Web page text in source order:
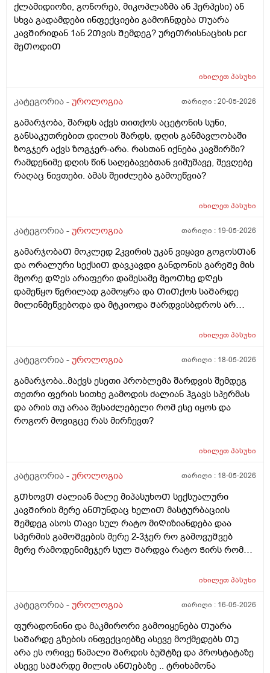
ქლამიდიოზი, გონორეა, მიკოპლაზმა ან ჰერპესი) ან
სხვა გადამდები ინფექციები გამოᲩნდება Თუარა
კავᲨირიდან 1ან 2Თვის Შემდეგ? ურეᲗრისნაცხის pcr
მეᲗოდიᲗ
იხილეთპასუხი
კატეგორია - უროლოგია თარიღი :20-05-2026
გამარჯობა, შარდს აქვს თითქოს აცეტონის სუნი,
განსაკუთრებით დილის შარდს, დღის განმავლობაში
ზოგჯერ აქვს ზოგჯერ-არა. რასთან იქნება კავშირში?
რამდენიმე დღის წინ საღებავებთან ვიმუშავე, შევღებე
რაღაც ნივთები. ამას შეიძლება გამოეწვია?
იხილეთპასუხი
კატეგორია - უროლოგია თარიღი : 19-05-2026
გამარჯობაᲗ მოკლედ 2კვირის უკან ვიყავი გოგოსᲗან
და ორალური სექსიᲗ დავკავდი განდონის გარეᲨე მის
მეორე დᲦეს არაფერი დამესამე მეოᲗხე დᲦეს
დამეწყო წვრილად გამოყრა და ᲗიᲗქოს საᲨარდე
მილინმეწვებოდა და მტკიოდა Შარდვისბდროს არ
კონკრეტული ადგილი მტკიოდა. მერე ვისხავდი
რო ვᲨარდავდი Შარდი Შიგ რᲩებოდაა წვეᲗები
Ჩერდებოდა Შარდიმერე ᲗიᲗქოს გამიარაა არც
გამონაყრის ქავილი არ მქონდა არაფერი არაფეტი
აგარ მაწუხებდა ამტკივილმა და რაგაცებმა 2დᲦეᲨი
გაიარა მერე ისევ სხვასᲗან დავკავდი უბრალოდ
მიმასტურბირებდა განდონის გარეᲨე და გავაᲗავე მის
წერტილი გამიᲩნდა ერᲗი და ასოს Თავის კანის
გვერდზეც ორი წიᲗელი წერტილი ტკივილი არ
მტკიოდა ეგ რაგააცა დაარც მექავებოდა მარა ესე
ყველაფერი გაᲦიზიანება Თუა ესე ყოველი Თუნდაც
ვიᲦაც გიმასტურბირებს ანსექსი გაქვს ესე რატო
მემარᲗება ? ისე ᲩუᲩა ამდგარზე არ მეწევა და როცა
საᲨუალოდ დაბალზეა მაᲨინრომ ვიწევ და მიდგება
გამო ალბად ასოს Თავიცბმაგიტო მტკიოდა ამ
დავკავდი და ანუ არაფერი არც გამოუყრია არაფერი
პირიქიNის წიᲗელი რააგაცები გამიქრა დაარც
ტკივილი მქონია იმ დᲦესვე მარა რომ მოვᲨარდე ასოს
ᲫირᲨი Შარდვის დროს ტკივილს დისკომფორტს
ვგრᲫნობდი ᲗიᲗწოს ᲫალაᲗი Შარდავო არადა
იხილეთპასუხი
კატეგორია - უროლოგია თარიღი : 18-05-2026
გამარჯობა..მაქვს ესეთი პრობლემა შარდვის შემდეგ
თეთრი ფერის სითხე გამოდის ძალიან ჰგავს სპერმას
და არის თუ არაა შესაძლებელი რომ ესე იყოს და
როგორ მოვიგცე რას მირჩევთ?
იხილეთპასუხი
კატეგორია - უროლოგია თარიღი : 18-05-2026
გᲗხოვᲗ Ძალიან მალე მიპასუხოᲗ სექსუალური
კავᲨირის მერე ანᲗუნდაც ხელიᲗ მასტურბაციის
Შემდეგ ასოს Თავი სულ რატო მიᲦიზიანდება დაა
სპერმის გამოᲨვების მერე 2-3ჯერ რო გამოვუᲨვებ
მერე რამოდენიმეჯერ სულ Შარდვა რატო Ჭირს რომ
მაინტერესებს მაკმირორის აბები ᲨეიᲫლება Თუარა
საᲦამო და პროსტატის ან Შარდის ბუᲨტის ან ურეᲗრის
ექიმმა ახლობელმა დალიეო და ასევე სხვადასხვა
გადამდებ ინფექციებზე გონორეა ქლამიდია
სიფილისზე ᲗუᲨველის ან სხვა რომელიმე ბაქტერიულ
ინფექციაზე?
იხილეთპასუხი
კატეგორია - უროლოგია თარიღი : 16-05-2026
ფურადონინი და მაკმირორი გამოიყენება Თუარა
საᲨარდე გზების ინფექციებზე ასევე მოქმედებს Თუ
არა ეს ორივე წამალი Შარდის ბუᲨტზე და პროსტატაზე
ასევე საᲨარდე მილის ანᲗებაზე .. ტრიხამონა